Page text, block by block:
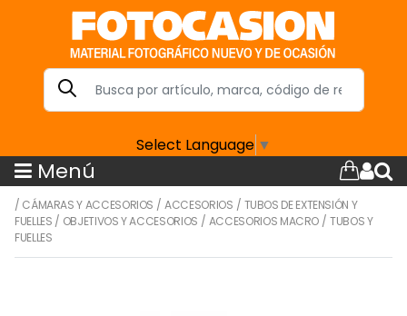
Select Language ▼
Menú
/ CÁMARAS Y ACCESORIOS /ACCESORIOS / TUBOS DE EXTENSIÓN Y
FUELLES / OBJETIVOS Y ACCESORIOS / ACCESORIOS MACRO /TUBOS Y
FUELLES